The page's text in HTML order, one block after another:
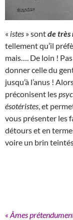
« istes » sontde très
tellement qu’il
mais…. De loin !
donner celle du
jusqu’à l’anus !
préconisent les
ésotéristes , et
vous présenter les
détours et en
voire un brin
« Âmes